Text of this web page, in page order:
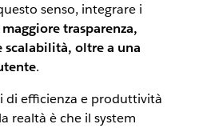
senso, integrare i
trasparenza,
oltre a una
.
di efficienza e produttività
realtà è che il system